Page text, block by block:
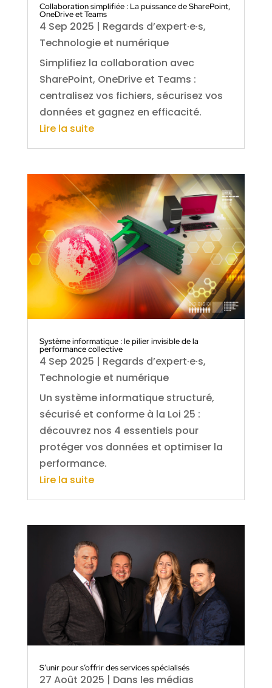
Collaboration simplifiée : La puissance de SharePoint,
OneDrive et Teams
4 Sep 2025 | Regards d’expert·e·s,
Technologie et numérique
Simplifiez la collaboration avec
SharePoint, OneDrive et Teams :
centralisez vos fichiers, sécurisez vos
données et gagnez en efficacité.
Lire la suite
Système informatique : le pilier invisible de la
performance collective
4 Sep 2025 | Regards d’expert·e·s,
Technologie et numérique
Un système informatique structuré,
sécurisé et conforme à la Loi 25 :
découvrez nos 4 essentiels pour
protéger vos données et optimiser la
performance.
Lire la suite
S’unir pour s’offrir des services spécialisés
27 Août 2025 | Dans les médias